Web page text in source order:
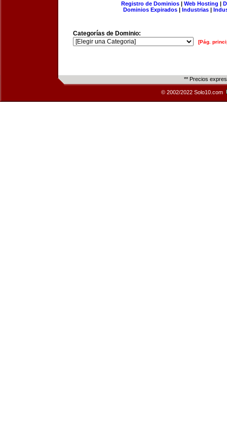
Registro de Dominios| Web Hosting |
Dominios Expirados | Industrias |
Categorías de Dominio:
[Pág.
** Precios
© 2002/2022 Solo10.com